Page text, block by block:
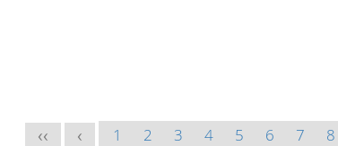
<< < 1 2 3 4 5 6 7 8